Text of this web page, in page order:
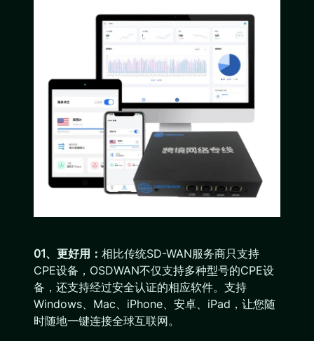
01、更好用： 相比传统SD-WAN服务商只支持
CPE设备，OSDWAN不仅支持多种型号的CPE设
备，还支持经过安全认证的相应软件。支持
Windows、Mac、iPhone、安卓、iPad，让您随
时随地一键连接全球互联网。